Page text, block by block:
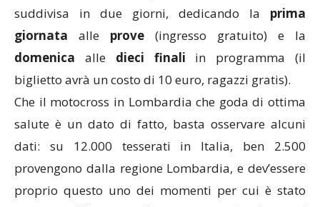
suddivisa in due giorni, dedicando la prima
giornata alle prove (ingresso gratuito) e la
domenica alle dieci finali in programma (il
biglietto avrà un costo di 10 euro, ragazzi gratis).
Che il motocross in Lombardia che goda di ottima
salute è un dato di fatto, basta osservare alcuni
dati: su 12.000 tesserati in Italia, ben 2.500
provengono dalla regione Lombardia, e dev’essere
proprio questo uno dei momenti per cui è stato